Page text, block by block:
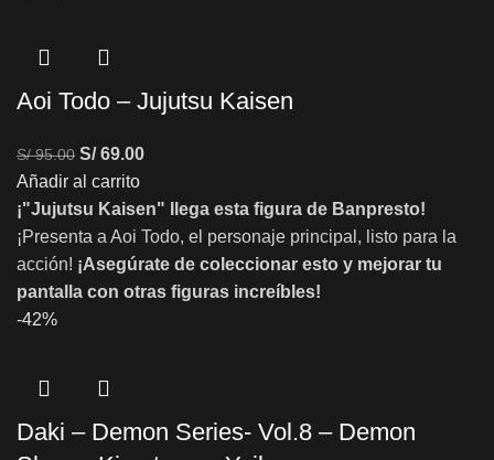
Aoi Todo – Jujutsu Kaisen
S/95.00 S/69.00
Añadir al carrito
¡"Jujutsu Kaisen" llega esta figura de Banpresto!
¡Presenta a Aoi Todo, el personaje principal, listo para la
acción! ¡Asegúrate de coleccionar esto y mejorar tu
pantalla con otras figuras increíbles!
-42%
Daki – Demon Series- Vol.8 – Demon